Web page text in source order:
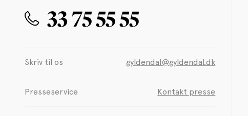
33 75 55 55
Skriv til os gyldendal@gyldendal.dk
Presseservice Kontakt presse